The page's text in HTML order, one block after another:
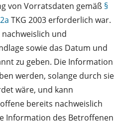
von Vorratsdaten gemäß §
TKG 2003 erforderlich war.
und
sowie das Datum und
zu geben. Die Information
werden, solange durch sie
wäre, und kann
bereits nachweislich
Information des Betroffenen